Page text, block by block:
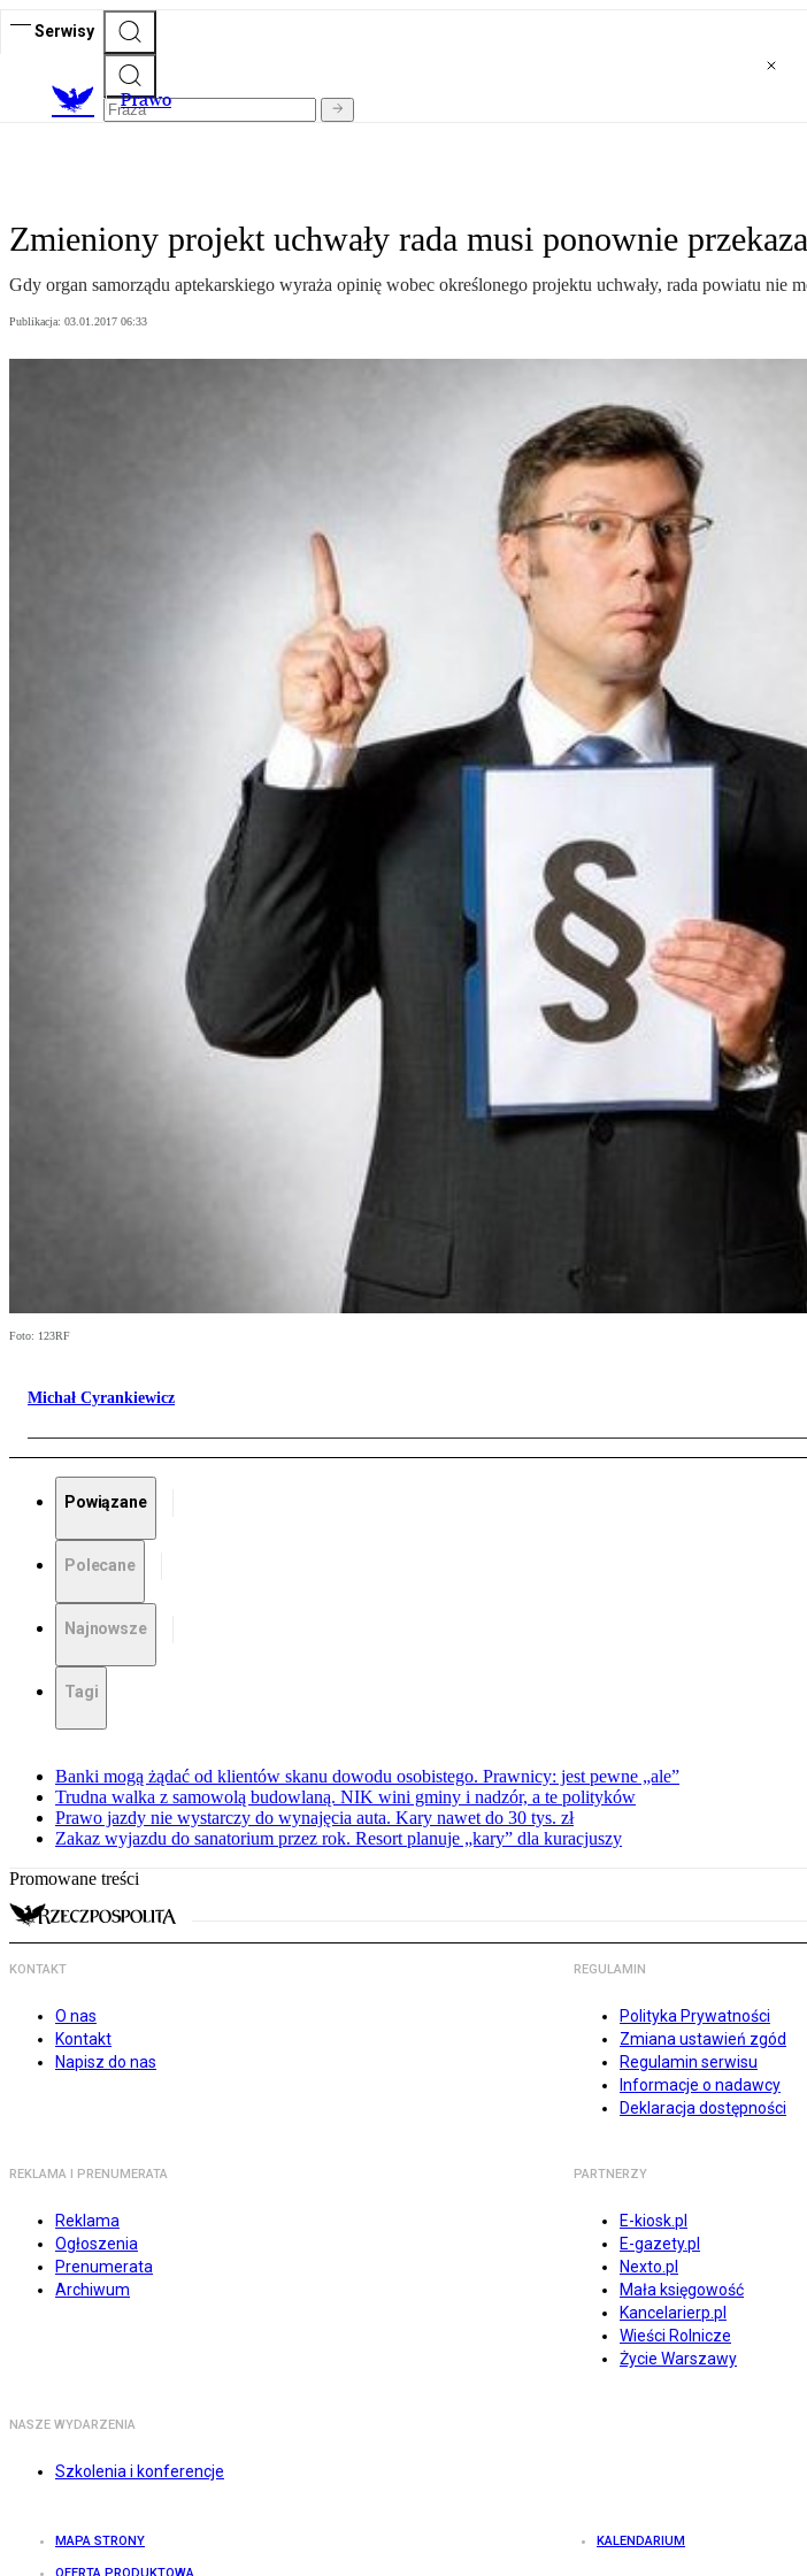
Serwisy
Prawo
Zmieniony projekt uchwały rada musi ponownie
Gdy organ samorządu aptekarskiego wyraża opinię wobec określonego projektu uchwały, rada powiatu nie
Publikacja: 03.01.2017 06:33
Foto: 123RF
Michał Cyrankiewicz
Powiązane
Polecane
Najnowsze
Tagi
Banki mogą żądać od klientów skanu dowodu osobistego. Prawnicy: jest pewne „ale”
Trudna walka z samowolą budowlaną. NIK wini gminy i nadzór, a te polityków
Prawo jazdy nie wystarczy do wynajęcia auta. Kary nawet do 30 tys. zł
Zakaz wyjazdu do sanatorium przez rok. Resort planuje „kary” dla kuracjuszy
Promowane treści
KONTAKT
O nas
Kontakt
Napisz do nas
REGULAMIN
Polityka Prywatności
Zmiana ustawień zgód
Regulamin serwisu
Informacje o nadawcy
Deklaracja dostępności
REKLAMA I PRENUMERATA
Reklama
Ogłoszenia
Prenumerata
Archiwum
PARTNERZY
E-kiosk.pl
E-gazety.pl
Nexto.pl
Mała księgowość
Kancelarierp.pl
Wieści Rolnicze
Życie Warszawy
NASZE WYDARZENIA
Szkolenia i konferencje
MAPA STRONY KALENDARIUM